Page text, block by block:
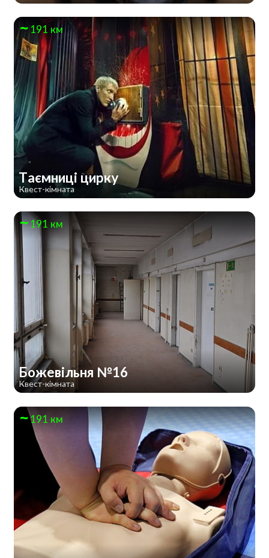
191 км
Таємниці цирку
Квест-кімната
191 км
Божевільня №16
Квест-кімната
191 км